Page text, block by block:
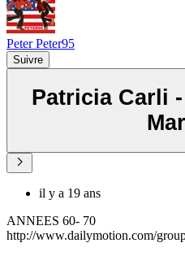
Peter Peter95
Suivre
Patricia Carli
il y a 19 ans
ANNEES 60- 70
http://www.dailymotion.com/